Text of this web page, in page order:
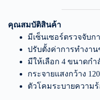
คุณสมบัติสินค้า
มีเซ็นเซอร์ตรวจจับก
ปรับตั้งค่าการทำงาน
มีให้เลือก 4 ขนาดก
กระจายแสงกว้าง
ตัวโคมระบายความ